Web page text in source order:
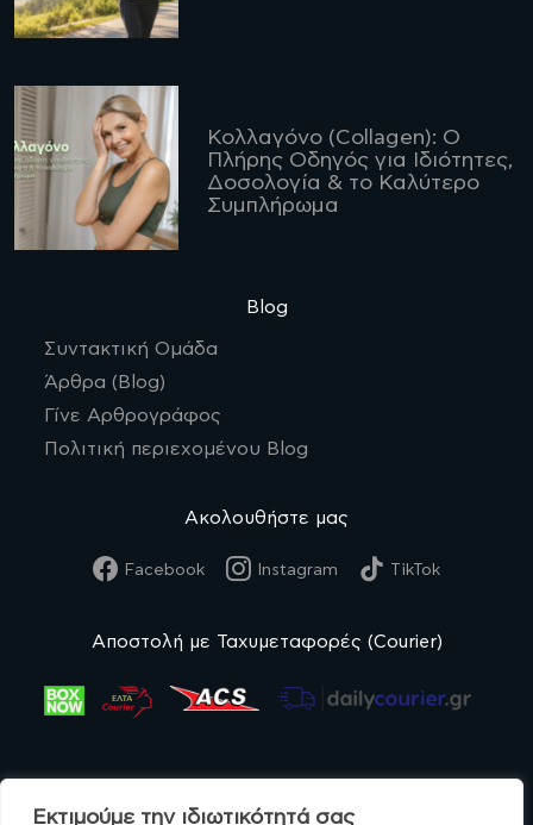
Εκτιμούμε την ιδιωτικότητά σας
Κολλαγόνο (Collagen): Ο
Πλήρης Οδηγός για Ιδιότητες,
Δοσολογία & το Καλύτερο
Συμπλήρωμα
Blog
Συντακτική Ομάδα
Άρθρα (Blog)
Γίνε Αρθρογράφος
Πολιτική περιεχομένου Blog
Ακολουθήστε μας
Facebook Instagram TikTok
Αποστολή με Ταχυμεταφορές (Courier)